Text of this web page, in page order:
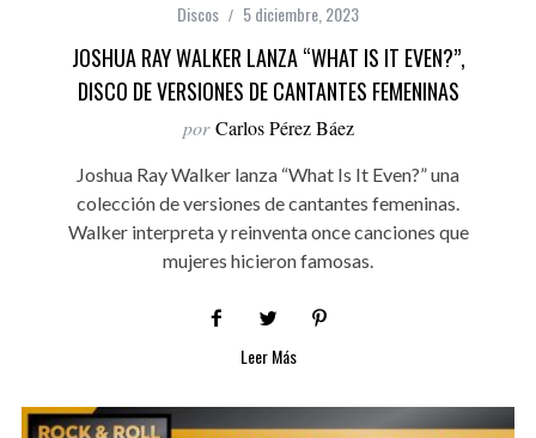
Discos 5 diciembre, 2023
JOSHUA RAY WALKER LANZA “WHAT IS IT EVEN?”,
DISCO DE VERSIONES DE CANTANTES FEMENINAS
por Carlos Pérez Báez
Joshua Ray Walker lanza “What Is It Even?” una
colección de versiones de cantantes femeninas.
Walker interpreta y reinventa once canciones que
mujeres hicieron famosas.
Leer Más